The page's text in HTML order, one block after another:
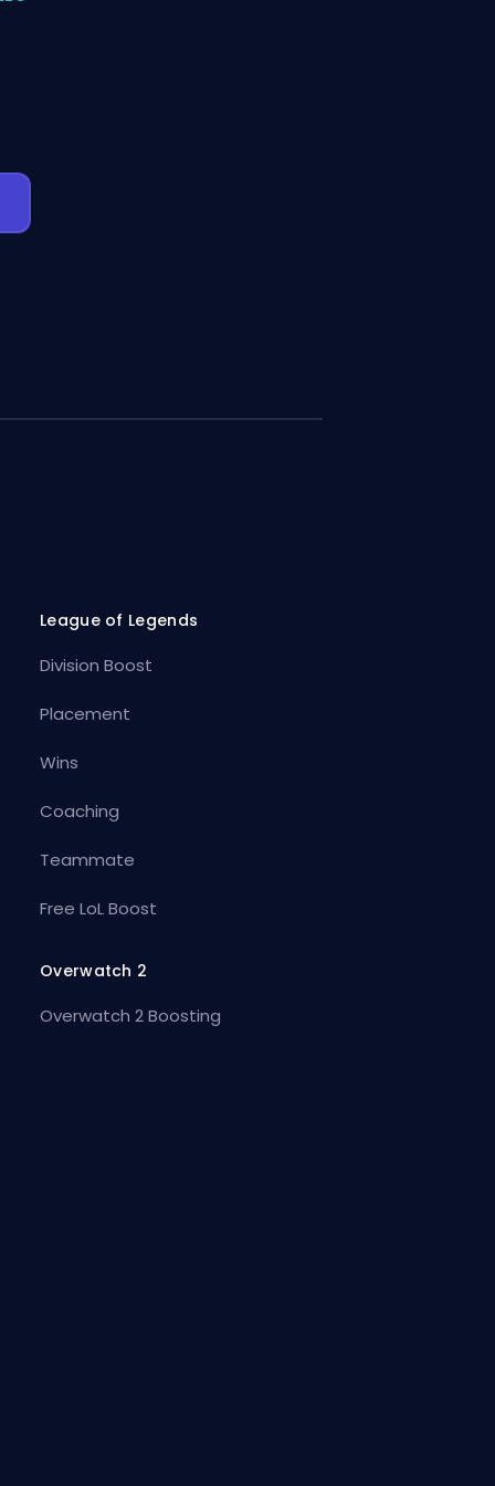
League of Legends
Division Boost
Placement
Wins
Coaching
Teammate
Free LoL Boost
Overwatch 2
Overwatch 2 Boosting